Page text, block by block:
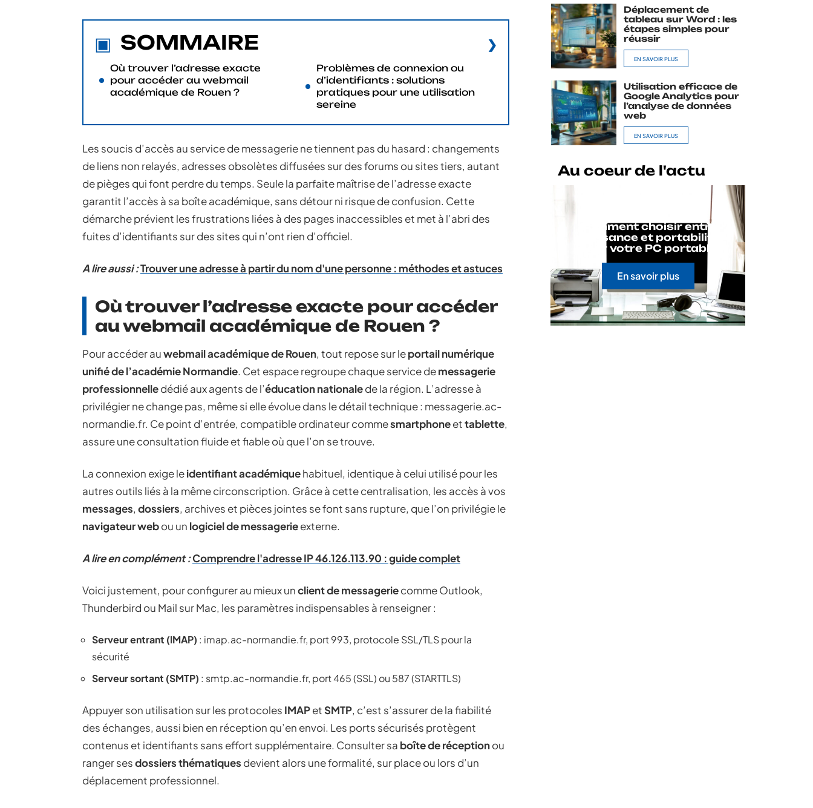
SOMMAIRE
Où trouver l’adresse exacte
pour accéder au webmail
académique de Rouen ?
Problèmes de connexion ou
d’identifiants : solutions
pratiques pour une utilisation
sereine
Les soucis d’accès au service de messagerie ne tiennent pas du hasard : changements
de liens non relayés, adresses obsolètes diffusées sur des forums ou sites tiers, autant
de pièges qui font perdre du temps. Seule la parfaite maîtrise de l’adresse exacte
garantit l’accès à sa boîte académique, sans détour ni risque de confusion. Cette
démarche prévient les frustrations liées à des pages inaccessibles et met à l’abri des
fuites d’identifiants sur des sites qui n’ont rien d’officiel.
A lire aussi :Trouver une adresse à partir du nom d'une personne : méthodes et astuces
Où trouver l’adresse exacte pour accéder
au webmail académique de Rouen ?
Pour accéder auwebmail académique de Rouen, tout repose sur leportail numérique
unifié de l’académie Normandie. Cet espace regroupe chaque service demessagerie
professionnelledédié aux agents de l’éducation nationalede la région. L’adresse à
privilégier ne change pas, même si elle évolue dans le détail technique : messagerie.ac-
normandie.fr. Ce point d’entrée, compatible ordinateur commesmartphoneettablette,
assure une consultation fluide et fiable où que l’on se trouve.
La connexion exige leidentifiant académiquehabituel, identique à celui utilisé pour les
autres outils liés à la même circonscription. Grâce à cette centralisation, les accès à vos
messages, dossiers, archives et pièces jointes se font sans rupture, que l’on privilégie le
navigateur webou un logiciel de messagerieexterne.
A lire en complément :Comprendre l'adresse IP 46.126.113.90 : guide complet
Voici justement, pour configurer au mieux unclient de messageriecomme Outlook,
Thunderbird ou Mail sur Mac, les paramètres indispensables à renseigner :
Serveur entrant (IMAP) : imap.ac-normandie.fr, port 993, protocole SSL/TLS pour la
sécurité
Serveur sortant (SMTP) : smtp.ac-normandie.fr, port 465 (SSL) ou 587 (STARTTLS)
Appuyer son utilisation sur les protocoles IMAPet SMTP, c’est s’assurer de la fiabilité
des échanges, aussi bien en réception qu’en envoi. Les ports sécurisés protègent
contenus et identifiants sans effort supplémentaire. Consulter sa boîte de réceptionou
ranger sesdossiers thématiques devient alors une formalité, sur place ou lors d’un
déplacement professionnel.
Déplacement de
tableau sur Word : les
étapes simples pour
réussir
EN SAVOIR PLUS
Utilisation efficace de
Google Analytics pour
l’analyse de données
web
EN SAVOIR PLUS
Au coeur de l'actu
Comment choisir entre
puissance et portabilité
pour votre PC portable
En savoir plus